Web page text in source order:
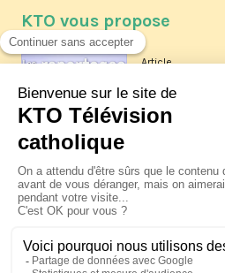
KTO vous propose
Article
Les
La visite
XIV à Assise
jeudi 6 août
Le pape en
Pérou du 6 au